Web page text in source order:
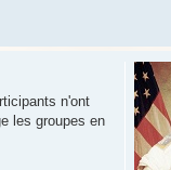
n'ont
les groupes en